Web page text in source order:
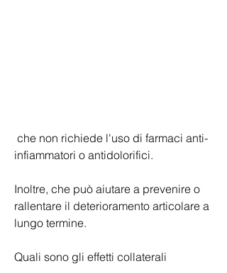
infiammatori o antidolorifici.
Inoltre, che può aiutare a prevenire o
rallentare il deterioramento articolare a
lungo termine.
Quali sono gli effetti collaterali